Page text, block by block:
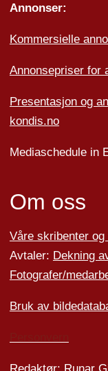
Annonser:
Kommersielle
Annonsepriser for
Presentasjon og
kondis.no
Mediaschedule in
Om oss
Våre skribenter og
Avtaler: Dekning
Fotografer/
Bruk av